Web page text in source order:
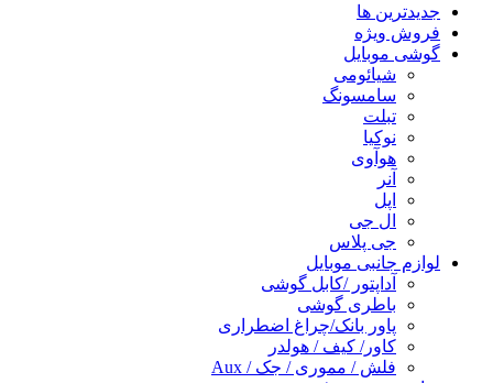
جدیدترین ها
فروش ویژه
گوشی موبایل
شیائومی
سامسونگ
تبلت
نوکیا
هوآوی
آنر
اپل
ال جی
جی پلاس
لوازم جانبی موبایل
آداپتور /کابل گوشی
باطری گوشی
پاور بانک/چراغ اضطراری
کاور/ کیف / هولدر
فلش / مموری / جک / Aux